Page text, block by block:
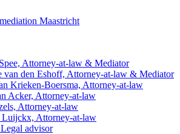
Attorney-at-law & Mediator
van den Eshoff, Attorney-at-law & Mediator
Krieken-Boersma, Attorney-at-law
Acker, Attorney-at-law
Attorney-at-law
Attorney-at-law
advisor